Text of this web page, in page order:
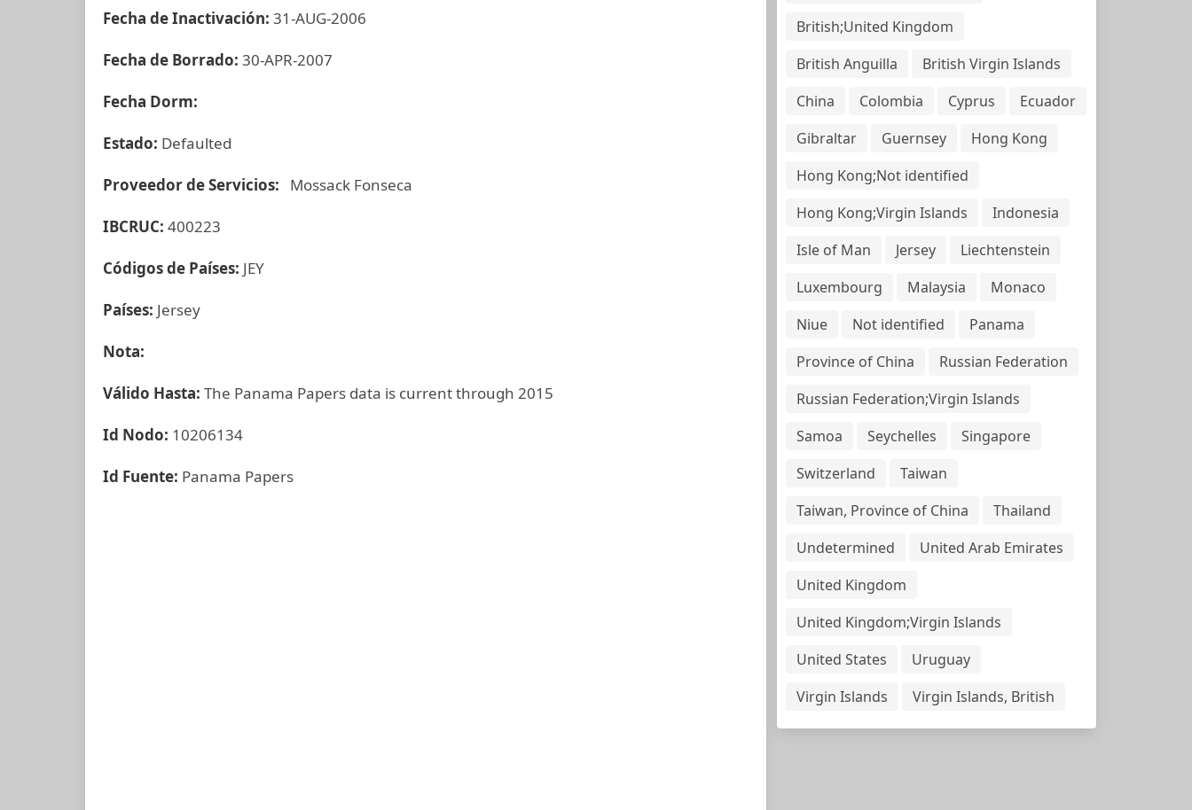
Fecha de Inactivación: 31-AUG-2006
Fecha de Borrado: 30-APR-2007
Fecha Dorm:
Estado: Defaulted
Proveedor de Servicios: Mossack Fonseca
IBCRUC: 400223
Códigos de Países: JEY
Países: Jersey
Nota:
Válido Hasta: The Panama Papers data is current through 2015
Id Nodo: 10206134
Id Fuente: Panama Papers
British;United Kingdom
British Anguilla
British Virgin Islands
China
Colombia Cyprus
Ecuador
Gibraltar
Guernsey
Hong Kong
Hong Kong;Not identified
Hong Kong;Virgin Islands
Indonesia
Isle of Man
Jersey
Liechtenstein
Luxembourg
Malaysia
Monaco
Niue
Not identified
Panama
Province of China
Russian Federation
Russian Federation;Virgin Islands
Samoa
Seychelles
Singapore
Switzerland
Taiwan
Taiwan, Province of China
Thailand
Undetermined
United Arab Emirates
United Kingdom
United Kingdom;Virgin Islands
United States
Uruguay
Virgin Islands
Virgin Islands, British